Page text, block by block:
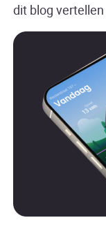
dit blog vertellen